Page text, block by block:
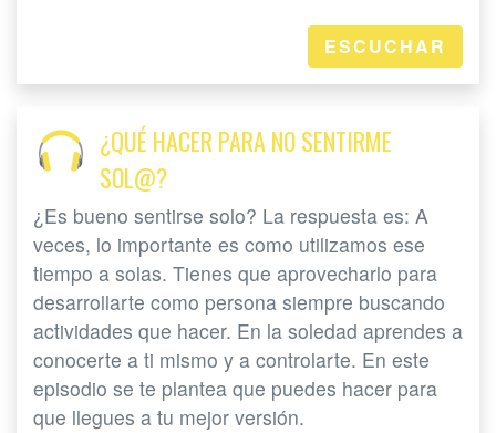
ESCUCHAR
¿QUÉ HACER PARA NO SENTIRME
SOL@?
¿Es bueno sentirse solo? La respuesta es: A
veces, lo importante es como utilizamos ese
tiempo a solas. Tienes que aprovecharlo para
desarrollarte como persona siempre buscando
actividades que hacer. En la soledad aprendes a
conocerte a ti mismo y a controlarte. En este
episodio se te plantea que puedes hacer para
que llegues a tu mejor versión.